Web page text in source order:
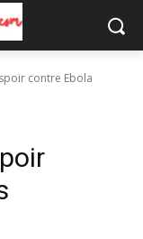
contre Ebola